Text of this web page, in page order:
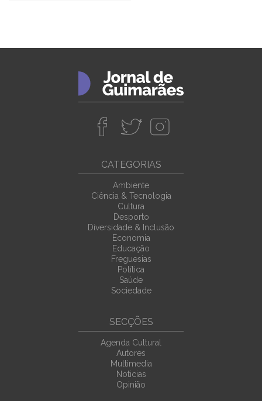
CATEGORIAS
Ambiente
Ciência & Tecnologia
Cultura
Desporto
Diversidade & Inclusão
Economia
Educação
Freguesias
Política
Saúde
Sociedade
SECÇÕES
Agenda Cultural
Autores
Multimedia
Noticias
Opinião